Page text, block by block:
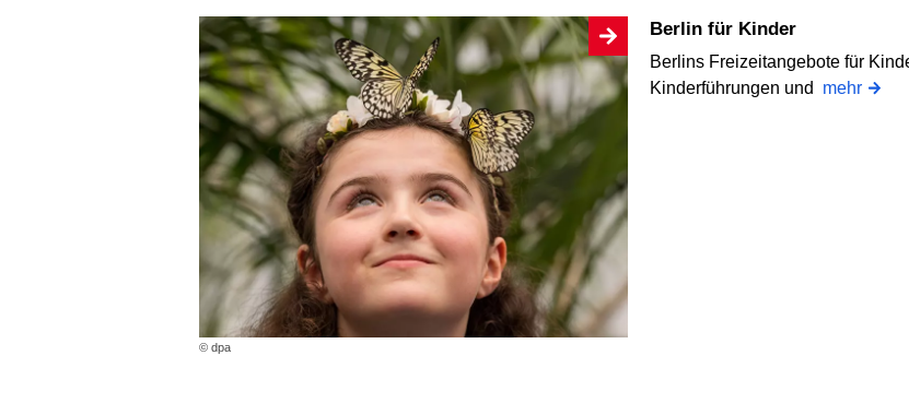
© dpa
Berlin für Kinder
Berlins Freizeitangebote für
Kinderführungen und mehr